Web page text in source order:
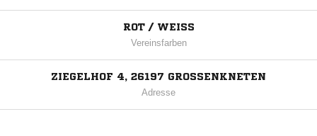
ROT / WEISS
Vereinsfarben
ZIEGELHOF 4, 26197 GROSSENKNETEN
Adresse